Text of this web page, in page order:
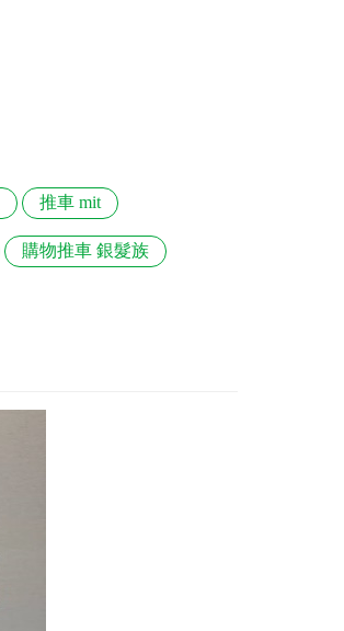
推車 mit
購物推車 銀髮族